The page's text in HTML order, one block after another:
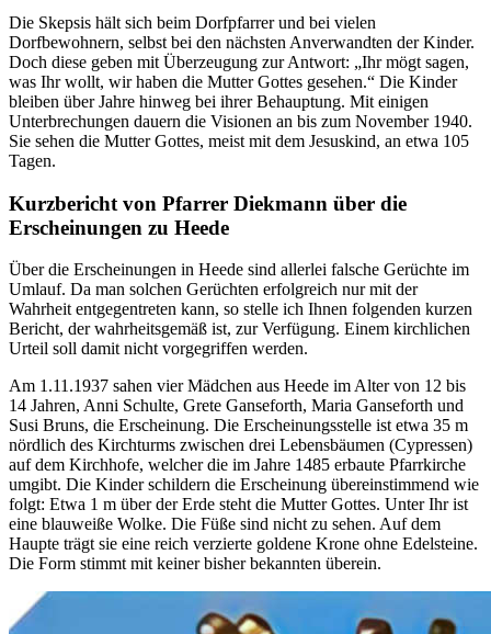
Die Skepsis hält sich beim Dorfpfarrer und bei vielen
Dorfbewohnern, selbst bei den nächsten Anverwandten der Kinder.
Doch diese geben mit Überzeugung zur Antwort: „Ihr mögt sagen,
was Ihr wollt, wir haben die Mutter Gottes gesehen.“ Die Kinder
bleiben über Jahre hinweg bei ihrer Behauptung. Mit einigen
Unterbrechungen dauern die Visionen an bis zum November 1940.
Sie sehen die Mutter Gottes, meist mit dem Jesuskind, an etwa 105
Tagen.
Kurzbericht von Pfarrer Diekmann über die
Erscheinungen zu Heede
Über die Erscheinungen in Heede sind allerlei falsche Gerüchte im
Umlauf. Da man solchen Gerüchten erfolgreich nur mit der
Wahrheit entgegentreten kann, so stelle ich Ihnen folgenden kurzen
Bericht, der wahrheitsgemäß ist, zur Verfügung. Einem kirchlichen
Urteil soll damit nicht vorgegriffen werden.
Am 1.11.1937 sahen vier Mädchen aus Heede im Alter von 12 bis
14 Jahren, Anni Schulte, Grete Ganseforth, Maria Ganseforth und
Susi Bruns, die Erscheinung. Die Erscheinungsstelle ist etwa 35 m
nördlich des Kirchturms zwischen drei Lebensbäumen (Cypressen)
auf dem Kirchhofe, welcher die im Jahre 1485 erbaute Pfarrkirche
umgibt. Die Kinder schildern die Erscheinung übereinstimmend wie
folgt: Etwa 1 m über der Erde steht die Mutter Gottes. Unter Ihr ist
eine blauweiße Wolke. Die Füße sind nicht zu sehen. Auf dem
Haupte trägt sie eine reich verzierte goldene Krone ohne Edelsteine.
Die Form stimmt mit keiner bisher bekannten überein.